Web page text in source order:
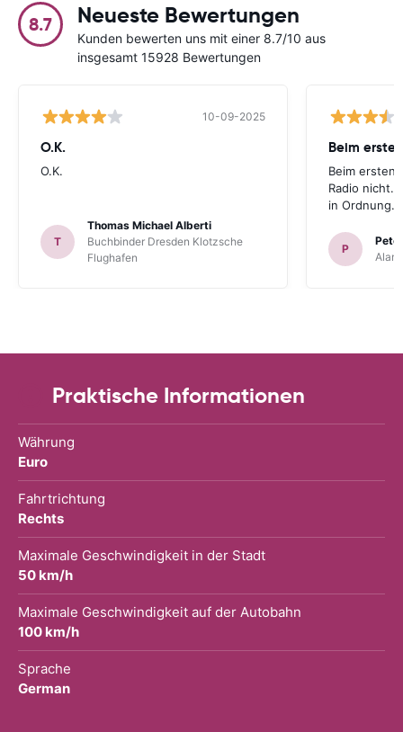
8.7 Neueste Bewertungen
Kunden bewerten uns mit einer 8.7/10 aus
insgesamt 15928 Bewertungen
10-09-2025
O.K.
O.K.
T
Thomas Michael Alberti
Buchbinder Dresden Klotzsche
Flughafen
Beim
Beim ersten
Radio nicht.
in Ordnung.
P
Praktische Informationen
Währung
Euro
Fahrtrichtung
Rechts
Maximale Geschwindigkeit in der Stadt
50 km/h
Maximale Geschwindigkeit auf der Autobahn
100 km/h
Sprache
German